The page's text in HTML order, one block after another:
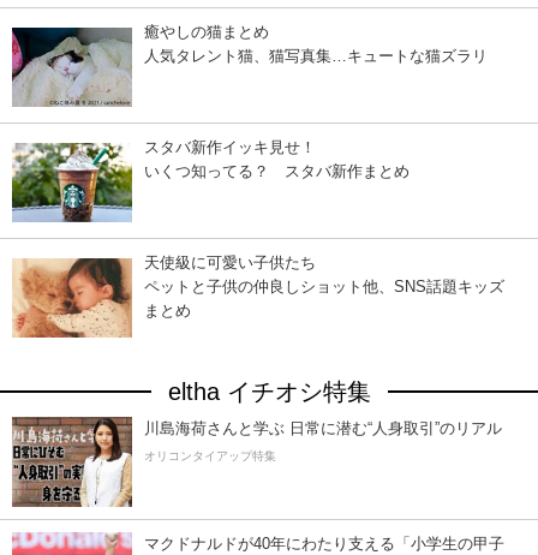
癒やしの猫まとめ
人気タレント猫、猫写真集…キュートな猫ズラリ
スタバ新作イッキ見せ！
いくつ知ってる？ スタバ新作まとめ
天使級に可愛い子供たち
ペットと子供の仲良しショット他、SNS話題キッズ
まとめ
eltha イチオシ特集
川島海荷さんと学ぶ 日常に潜む“人身取引”のリアル
オリコンタイアップ特集
マクドナルドが40年にわたり支える「小学生の甲子